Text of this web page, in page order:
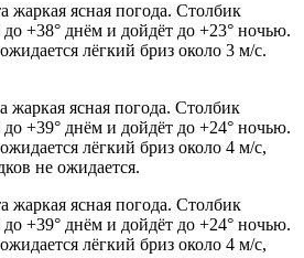
жаркая ясная погода. Столбик
+38° днём и дойдёт до +23° ночью.
лёгкий бриз около 3 м/с.
жаркая ясная погода. Столбик
+39° днём и дойдёт до +24° ночью.
лёгкий бриз около 4 м/с,
не ожидается.
жаркая ясная погода. Столбик
+39° днём и дойдёт до +24° ночью.
лёгкий бриз около 4 м/с,